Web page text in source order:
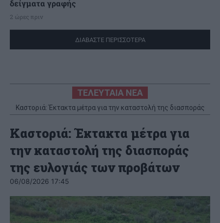
δείγματα γραφής
2 ώρες πριν
ΔΙΑΒΑΣΤΕ ΠΕΡΙΣΣΟΤΕΡΑ